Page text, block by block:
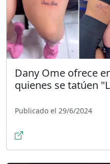
Dany Ome ofrece
quienes se tatúen
Publicado el 29/6/2024